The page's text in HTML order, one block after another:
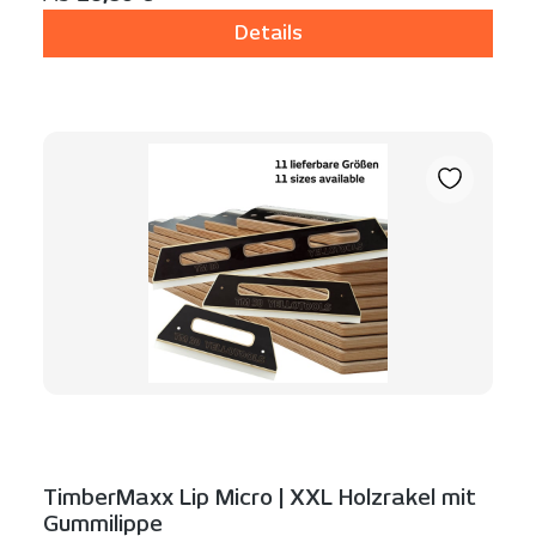
Details
TimberMaxx Lip Micro | XXL Holzrakel mit
Gummilippe